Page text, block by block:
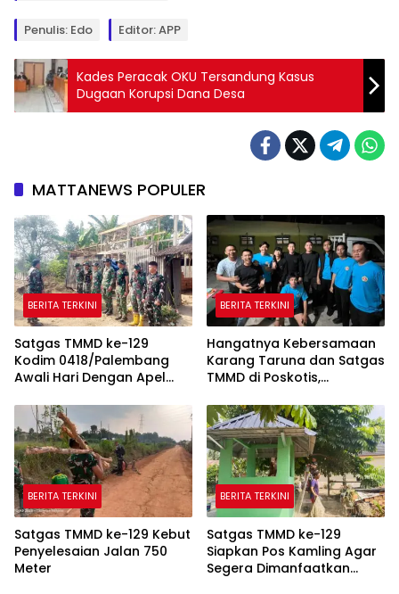
Penulis: Edo Editor: APP
Kades Peracak OKU Tersandung Kasus
Dugaan Korupsi Dana Desa
MATTANEWS POPULER
BERITA TERKINI
Satgas TMMD ke-129
Kodim 0418/Palembang
Awali Hari Dengan Apel
BERITA TERKINI
Hangatnya Kebersamaan
Karang Taruna dan Satgas
TMMD di Poskotis,
BERITA TERKINI
Satgas TMMD ke-129 Kebut
Penyelesaian Jalan 750
Meter
BERITA TERKINI
Satgas TMMD ke-129
Siapkan Pos Kamling Agar
Segera Dimanfaatkan